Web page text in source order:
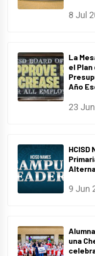
8 Jul
La
el
Año
23
HCISD
9 Jun
una